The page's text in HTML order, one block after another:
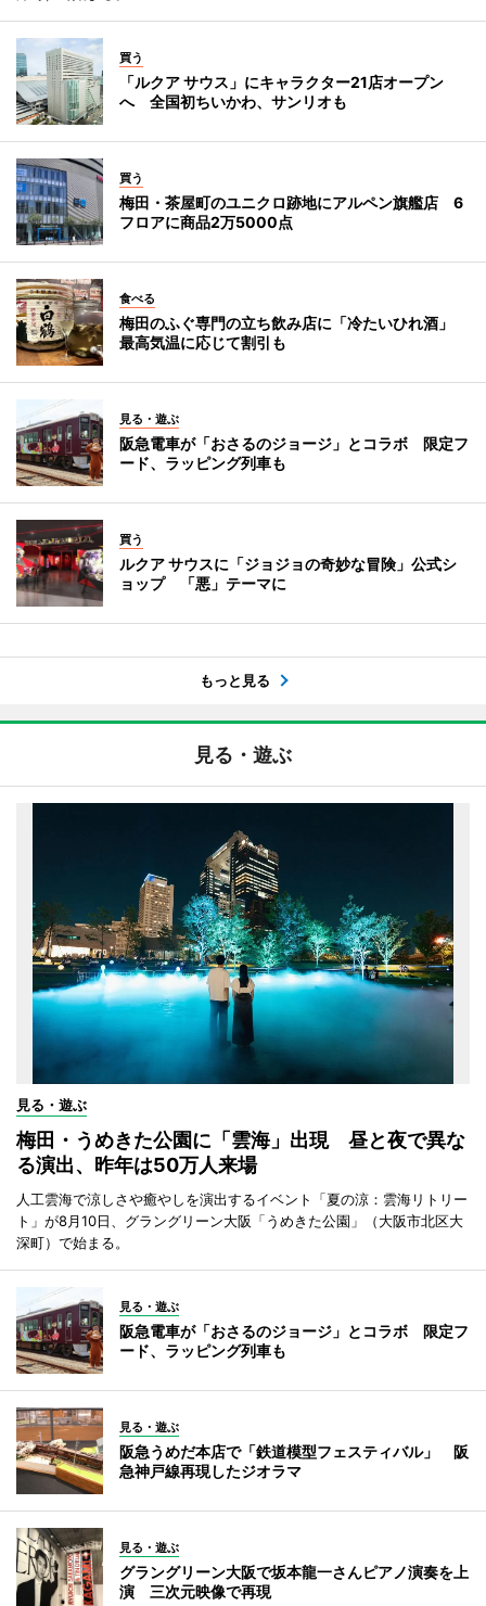
買う
「ルクア サウス」にキャラクター21店オープン
へ 全国初ちいかわ、サンリオも
買う
梅田・茶屋町のユニクロ跡地にアルペン旗艦店 6
フロアに商品2万5000点
食べる
梅田のふぐ専門の立ち飲み店に「冷たいひれ酒」
最高気温に応じて割引も
見る・遊ぶ
阪急電車が「おさるのジョージ」とコラボ 限定フ
ード、ラッピング列車も
買う
ルクア サウスに「ジョジョの奇妙な冒険」公式シ
ョップ 「悪」テーマに
もっと見る
見る・遊ぶ
見る・遊ぶ
梅田・うめきた公園に「雲海」出現 昼と夜で異な
る演出、昨年は50万人来場
人工雲海で涼しさや癒やしを演出するイベント「夏の涼：雲海リトリー
ト」が8月10日、グラングリーン大阪「うめきた公園」（大阪市北区大
深町）で始まる。
見る・遊ぶ
阪急電車が「おさるのジョージ」とコラボ 限定フ
ード、ラッピング列車も
見る・遊ぶ
阪急うめだ本店で「鉄道模型フェスティバル」 阪
急神戸線再現したジオラマ
見る・遊ぶ
グラングリーン大阪で坂本龍一さんピアノ演奏を上
演 三次元映像で再現